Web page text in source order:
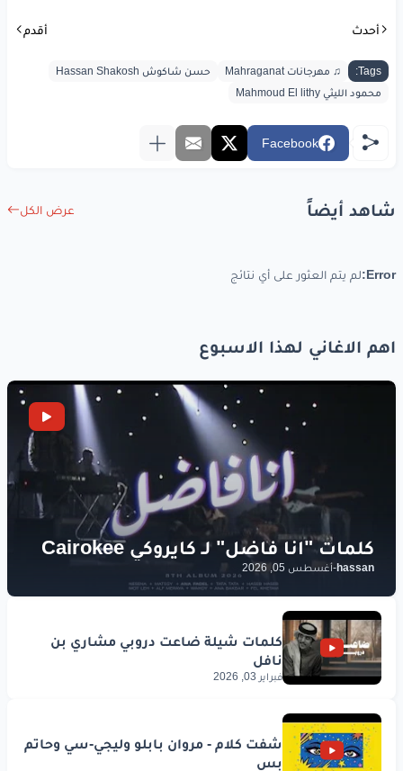
أحدث أقدم
Tags: ♫ مهرجانات Mahraganat
حسن شاكوش Hassan Shakosh
محمود الليثي Mahmoud El lithy
Facebook
شاهد أيضاً عرض الكل
Error: لم يتم العثور على أي نتائج
اهم الاغاني لهذا الاسبوع
hassan
-أغسطس 05, 2026
فبراير 03, 2026